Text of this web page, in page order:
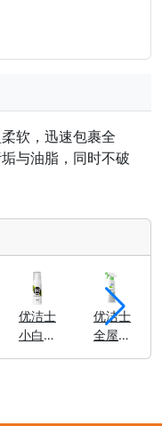
软，迅速包裹全
与油脂，同时不破
优洁士
小白鞋
优洁士
全屋清